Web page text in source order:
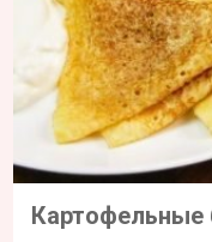
Картофельные